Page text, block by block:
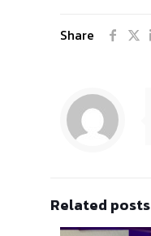
Share
Related posts